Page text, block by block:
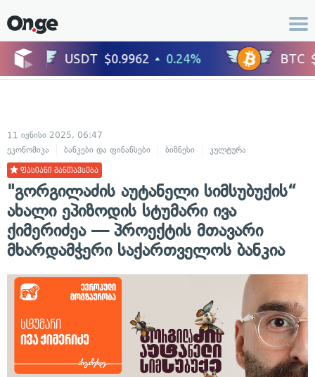
11 ივნისი 2025, 06:47
ეკონომიკა
ბანკები და ფინანსები ბიზნესი კულტურა
ფასიანი განთავსება
"გორგილაძის აუტანელი სიმსუბუქის“
ახალი ეპიზოდის სტუმარი ივა
ქიმერიძეა — პროექტის მთავარი
მხარდამჭერი საქართველოს ბანკია